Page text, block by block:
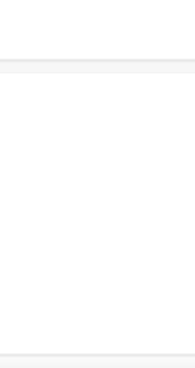
TL494IDR
，红芯微
元等品牌